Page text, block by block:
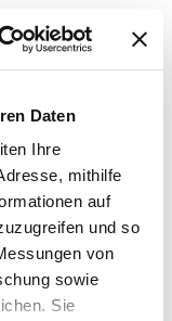
Daten
Ihre
mithilfe
auf
und so
von
sowie
Sie